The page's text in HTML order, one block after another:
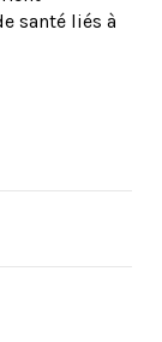
santé liés à